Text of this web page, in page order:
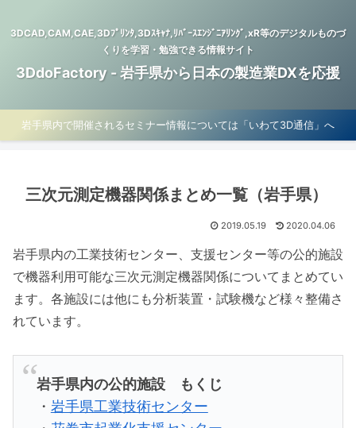
3DCAD,CAM,CAE,3Dﾌﾟﾘﾝﾀ,3Dｽｷｬﾅ,ﾘﾊﾞｰｽｴﾝｼﾞﾆｱﾘﾝｸﾞ,xR等のデジタルものづ
くりを学習・勉強できる情報サイト
3DdoFactory - 岩手県から日本の製造業DXを応援
岩手県内で開催されるセミナー情報については「いわて3D通信」へ
三次元測定機器関係まとめ一覧（岩手県）
2019.05.19 2020.04.06
岩手県内の工業技術センター、支援センター等の公的施設
で機器利用可能な三次元測定機器関係についてまとめてい
ます。各施設には他にも分析装置・試験機など様々整備さ
れています。
岩手県内の公的施設 もくじ
・ 岩手県工業技術センター